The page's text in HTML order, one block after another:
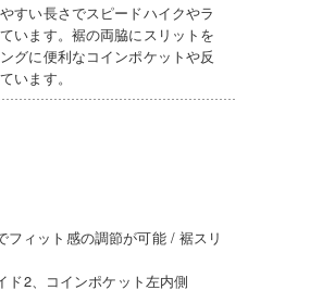
すい長さでスピードハイクやラ
います。裾の両脇にスリットを
グに便利なコインポケットや反
います。
フィット感の調節が可能 / 裾スリ
ド2、コインポケット左内側